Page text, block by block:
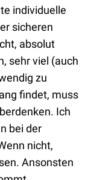
individuelle
sicheren
absolut
sehr viel (auch
zu
findet, muss
Ich
bei der
nicht,
Ansonsten